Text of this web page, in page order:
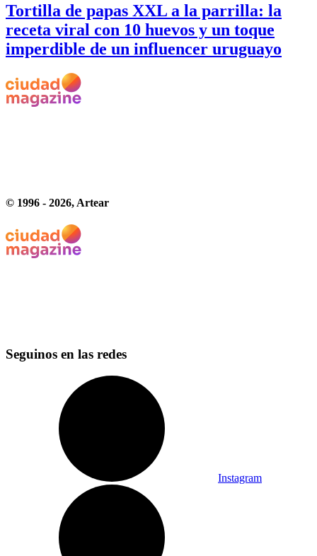
Tortilla de papas XXL a la parrilla: la
receta viral con 10 huevos y un toque
imperdible de un influencer uruguayo
© 1996 - 2026, Artear
Seguinos en las redes
Instagram